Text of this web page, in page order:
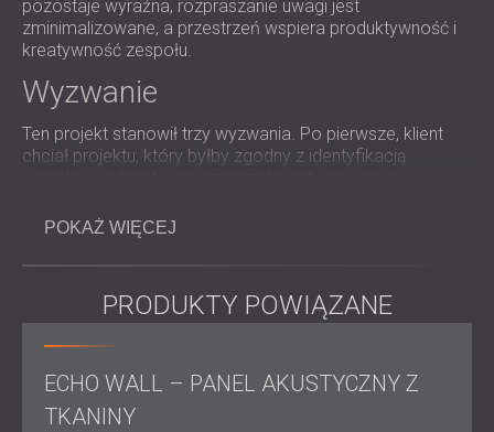
pozostaje wyraźna, rozpraszanie uwagi jest
zminimalizowane, a przestrzeń wspiera produktywność i
kreatywność zespołu.
Wyzwanie
Ten projekt stanowił trzy wyzwania. Po pierwsze, klient
chciał projektu, który byłby zgodny z identyfikacją
nowoczesnym i szykownym wyglądem. Po drugie,
uruchomienie pierwszych odcinków podcastu
zaplanowano zaledwie trzy tygodnie od rozpoczęcia
produkcję i instalację . I po trzecie, pomieszczenie
na przenikanie znacznej ilości dźwięku z otaczających
przestrzeni. Wymagało to połączonego podejścia do
wygłuszania i projektowania wnętrz w ramach napiętych
terminów dla zespołu DECIBEL.
POKAŻ WIĘCEJ
PRODUKTY POWIĄZANE
ECHO WALL – PANEL AKUSTYCZNY Z
TKANINY